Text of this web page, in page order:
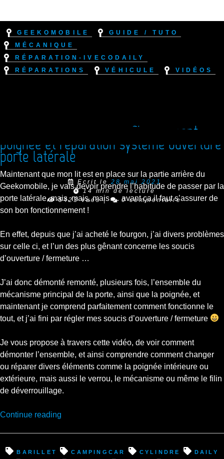
Geekomobile
Guide / Tuto
Mécanique
Réparation-IvecoDaily
Réparations
Véhicule Vidéos
Réparation Iveco Daily : Changement
poignée et réparation système ouverture
porte latérale
Ecrit le 28 mai 2021
14 min de lecture
5423 vues | 0 commentaire
Maintenant que mon lit est en place sur la partie arrière du
Geekomobile, je vais devoir prendre l’habitude de passer par la
porte latérale, mais, mais, mais … avant ça il faut s’assurer de
son bon fonctionnement !
En effet, depuis que j’ai acheté le fourgon, j’ai divers problèmes
sur celle ci, et l’un des plus gênant concerne les soucis
d’ouverture / fermeture …
J’ai donc démonté remonté, plusieurs fois, l’ensemble du
mécanisme principal de la porte, ainsi que la poignée, et
maintenant je comprend parfaitement comment fonctionne le
tout, et j’ai fini par régler mes soucis d’ouverture / fermeture
Je vous propose à travers cette vidéo, de voir comment
démonter l’ensemble, et ainsi comprendre comment changer
ou réparer divers éléments comme la poignée intérieure ou
extérieure, mais aussi le verrou, le mécanisme ou même le filin
de déverrouillage.
Continue reading
:
barillet campingcar cylindre
Daily